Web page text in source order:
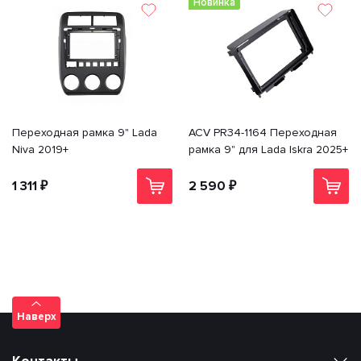
Переходная рамка 9" Lada
Niva 2019+
1 311 ₽
ACV PR34-1164 Переходная
рамка 9" для Lada Iskra 2025+
2 590 ₽
Наверх